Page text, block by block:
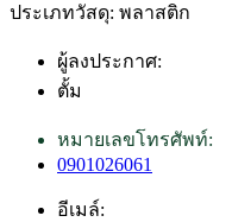
ประเภทวัสดุ: พลาสติก
ผู้ลงประกาศ:
ตั้ม
หมายเลขโทรศัพท์:
0901026061
อีเมล์: